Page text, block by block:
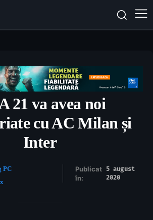
21 va avea noi
cu AC Milan și
Inter
PC
Publicat
în:
5 august
2020